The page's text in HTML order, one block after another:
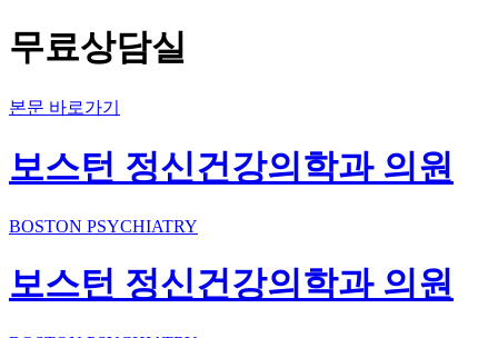
무료상담실
본문 바로가기
보스턴 정신건강의학과 의원
BOSTON PSYCHIATRY
보스턴 정신건강의학과 의원